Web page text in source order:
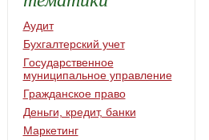
Аудит
Бухгалтерский учет
Государственное
муниципальное управление
Гражданское право
Деньги, кредит, банки
Маркетинг